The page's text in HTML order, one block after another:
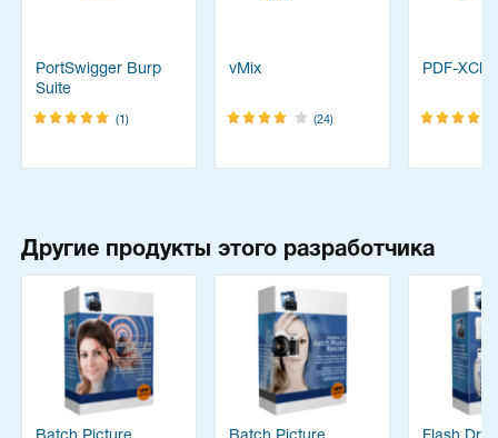
PortSwigger Burp
Suite
(1)
vMix
(24)
PDF-
Другие продукты этого разработчика